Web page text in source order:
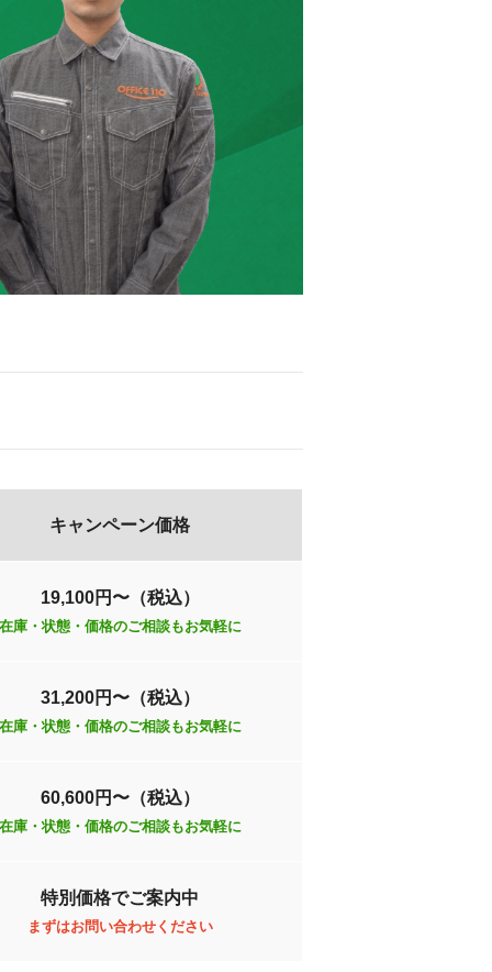
キャンペーン価格
19,100円〜（税込）
庫・状態・価格のご相談もお気軽に
31,200円〜（税込）
庫・状態・価格のご相談もお気軽に
60,600円〜（税込）
庫・状態・価格のご相談もお気軽に
特別価格でご案内中
まずはお問い合わせください